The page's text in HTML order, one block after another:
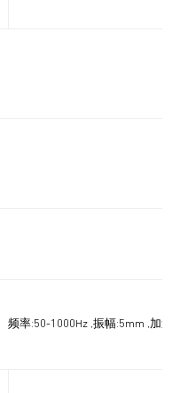
频率:50-1000Hz ,振幅:5mm ,加